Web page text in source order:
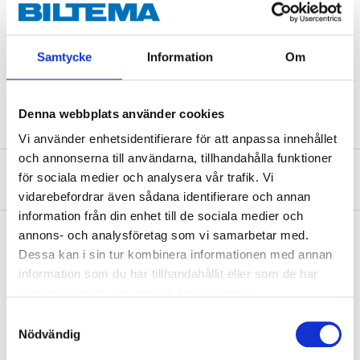
Samtycke Information Om
Denna webbplats använder cookies
Vi använder enhetsidentifierare för att anpassa innehållet
och annonserna till användarna, tillhandahålla funktioner
för sociala medier och analysera vår trafik. Vi
vidarebefordrar även sådana identifierare och annan
information från din enhet till de sociala medier och
annons- och analysföretag som vi samarbetar med.
Dessa kan i sin tur kombinera informationen med annan
information som du har tillhandahållit eller som de har
Nödvändig
Diameter
Längd
90 mm
Spets
Type 17, självborrande
Om tillverkaren
Köp & Hämta